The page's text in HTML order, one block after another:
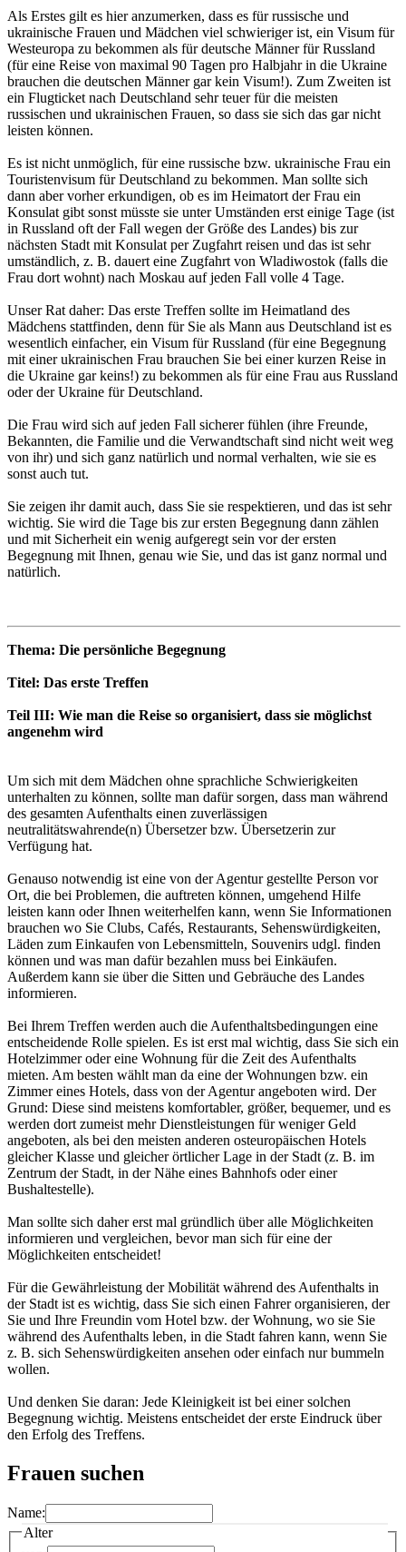
Als Erstes gilt es hier anzumerken, dass es für russische und
ukrainische Frauen und Mädchen viel schwieriger ist, ein Visum für
Westeuropa zu bekommen als für deutsche Männer für Russland
(für eine Reise von maximal 90 Tagen pro Halbjahr in die Ukraine
brauchen die deutschen Männer gar kein Visum!). Zum Zweiten ist
ein Flugticket nach Deutschland sehr teuer für die meisten
russischen und ukrainischen Frauen, so dass sie sich das gar nicht
leisten können.
Es ist nicht unmöglich, für eine russische bzw. ukrainische Frau ein
Touristenvisum für Deutschland zu bekommen. Man sollte sich
dann aber vorher erkundigen, ob es im Heimatort der Frau ein
Konsulat gibt sonst müsste sie unter Umständen erst einige Tage (ist
in Russland oft der Fall wegen der Größe des Landes) bis zur
nächsten Stadt mit Konsulat per Zugfahrt reisen und das ist sehr
umständlich, z. B. dauert eine Zugfahrt von Wladiwostok (falls die
Frau dort wohnt) nach Moskau auf jeden Fall volle 4 Tage.
Unser Rat daher: Das erste Treffen sollte im Heimatland des
Mädchens stattfinden, denn für Sie als Mann aus Deutschland ist es
wesentlich einfacher, ein Visum für Russland (für eine Begegnung
mit einer ukrainischen Frau brauchen Sie bei einer kurzen Reise in
die Ukraine gar keins!) zu bekommen als für eine Frau aus Russland
oder der Ukraine für Deutschland.
Die Frau wird sich auf jeden Fall sicherer fühlen (ihre Freunde,
Bekannten, die Familie und die Verwandtschaft sind nicht weit weg
von ihr) und sich ganz natürlich und normal verhalten, wie sie es
sonst auch tut.
Sie zeigen ihr damit auch, dass Sie sie respektieren, und das ist sehr
wichtig. Sie wird die Tage bis zur ersten Begegnung dann zählen
und mit Sicherheit ein wenig aufgeregt sein vor der ersten
Begegnung mit Ihnen, genau wie Sie, und das ist ganz normal und
natürlich.
Thema: Die persönliche Begegnung
Titel: Das erste Treffen
Teil III: Wie man die Reise so organisiert, dass sie möglichst
angenehm wird
Um sich mit dem Mädchen ohne sprachliche Schwierigkeiten
unterhalten zu können, sollte man dafür sorgen, dass man während
des gesamten Aufenthalts einen zuverlässigen
neutralitätswahrende(n) Übersetzer bzw. Übersetzerin zur
Verfügung hat.
Genauso notwendig ist eine von der Agentur gestellte Person vor
Ort, die bei Problemen, die auftreten können, umgehend Hilfe
leisten kann oder Ihnen weiterhelfen kann, wenn Sie Informationen
brauchen wo Sie Clubs, Cafés, Restaurants, Sehenswürdigkeiten,
Läden zum Einkaufen von Lebensmitteln, Souvenirs udgl. finden
können und was man dafür bezahlen muss bei Einkäufen.
Außerdem kann sie über die Sitten und Gebräuche des Landes
informieren.
Bei Ihrem Treffen werden auch die Aufenthaltsbedingungen eine
entscheidende Rolle spielen. Es ist erst mal wichtig, dass Sie sich ein
Hotelzimmer oder eine Wohnung für die Zeit des Aufenthalts
mieten. Am besten wählt man da eine der Wohnungen bzw. ein
Zimmer eines Hotels, dass von der Agentur angeboten wird. Der
Grund: Diese sind meistens komfortabler, größer, bequemer, und es
werden dort zumeist mehr Dienstleistungen für weniger Geld
angeboten, als bei den meisten anderen osteuropäischen Hotels
gleicher Klasse und gleicher örtlicher Lage in der Stadt (z. B. im
Zentrum der Stadt, in der Nähe eines Bahnhofs oder einer
Bushaltestelle).
Man sollte sich daher erst mal gründlich über alle Möglichkeiten
informieren und vergleichen, bevor man sich für eine der
Möglichkeiten entscheidet!
Für die Gewährleistung der Mobilität während des Aufenthalts in
der Stadt ist es wichtig, dass Sie sich einen Fahrer organisieren, der
Sie und Ihre Freundin vom Hotel bzw. der Wohnung, wo sie Sie
während des Aufenthalts leben, in die Stadt fahren kann, wenn Sie
z. B. sich Sehenswürdigkeiten ansehen oder einfach nur bummeln
wollen.
Und denken Sie daran: Jede Kleinigkeit ist bei einer solchen
Begegnung wichtig. Meistens entscheidet der erste Eindruck über
den Erfolg des Treffens.
Frauen suchen
Name:
Alter